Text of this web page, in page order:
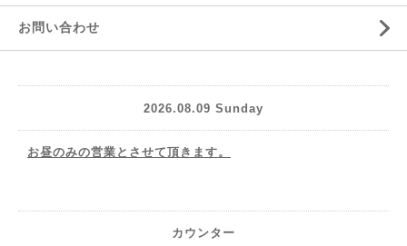
お問い合わせ
2026.08.09 Sunday
お昼のみの営業とさせて頂きます。
カウンター